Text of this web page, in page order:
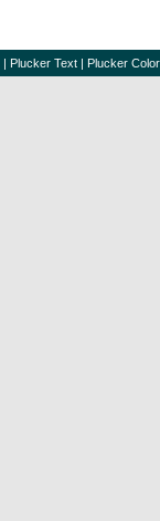
| Plucker Text | Plucker Color